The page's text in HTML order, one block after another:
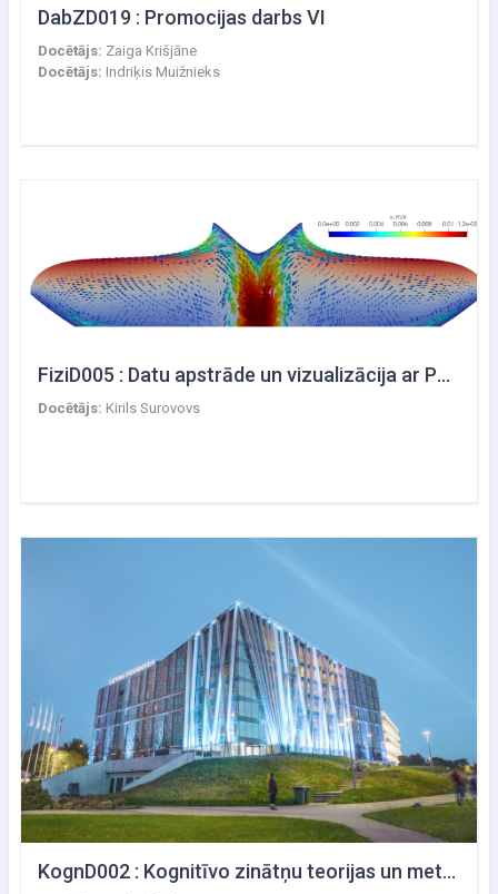
DabZD019 : Promocijas darbs VI
Docētājs: Zaiga Krišjāne
Docētājs: Indriķis Muižnieks
FiziD005 : Datu apstrāde un vizualizācija ar ParaView
Docētājs: Kirils Surovovs
KognD002 : Kognitīvo zinātņu teorijas un metodes dabas zinātnēm